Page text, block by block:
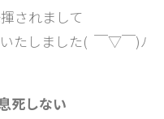
されまして
いたしました( ￣▽￣)ﾉ
死しない